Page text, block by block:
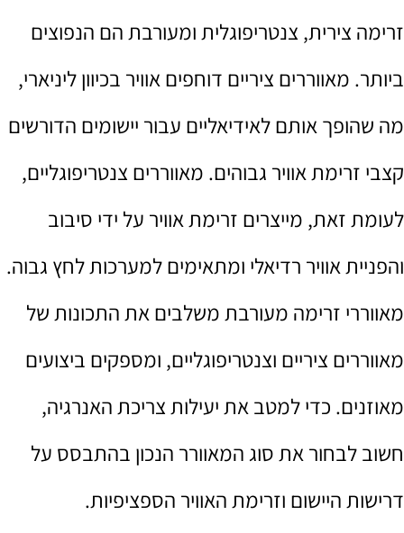
זרימה צירית, צנטריפוגלית ומעורבת הם הנפוצים
ביותר. מאווררים ציריים דוחפים אוויר בכיוון ליניארי,
מה שהופך אותם לאידיאליים עבור יישומים הדורשים
קצבי זרימת אוויר גבוהים. מאווררים צנטריפוגליים,
לעומת זאת, מייצרים זרימת אוויר על ידי סיבוב
והפניית אוויר רדיאלי ומתאימים למערכות לחץ גבוה.
מאווררי זרימה מעורבת משלבים את התכונות של
מאווררים ציריים וצנטריפוגליים, ומספקים ביצועים
מאוזנים. כדי למטב את יעילות צריכת האנרגיה,
חשוב לבחור את סוג המאוורר הנכון בהתבסס על
דרישות היישום וזרימת האוויר הספציפיות.